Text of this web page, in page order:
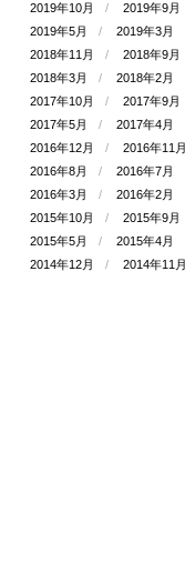
2019年10月
2019年9月
2019年5月
2019年3月
2018年11月
2018年9月
2018年3月
2018年2月
2017年10月
2017年9月
2017年5月
2017年4月
2016年12月
2016年11月
2016年8月
2016年7月
2016年3月
2016年2月
2015年10月
2015年9月
2015年5月
2015年4月
2014年12月
2014年11月